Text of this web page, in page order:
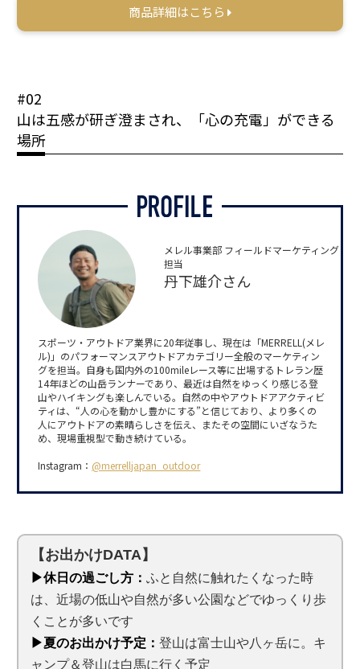
商品詳細はこちら
#02
山は五感が研ぎ澄まされ、「心の充電」ができる
場所
メレル事業部 フィールドマーケティング
担当
丹下雄介さん
スポーツ・アウトドア業界に20年従事し、現在は「MERRELL(メレ
ル)」のパフォーマンスアウトドアカテゴリー全般のマーケティン
グを担当。自身も国内外の100mileレース等に出場するトレラン歴
14年ほどの山岳ランナーであり、最近は自然をゆっくり感じる登
山やハイキングも楽しんでいる。自然の中やアウトドアアクティビ
ティは、“人の心を動かし豊かにする”と信じており、より多くの
人にアウトドアの素晴らしさを伝え、またその空間にいざなうた
め、現場重視型で動き続けている。
Instagram： @merrelljapan_outdoor
【お出かけDATA】
▶休日の過ごし方：ふと自然に触れたくなった時
は、近場の低山や自然が多い公園などでゆっくり歩
くことが多いです
▶夏のお出かけ予定：登山は富士山や八ヶ岳に。キ
ャンプ＆登山は白馬に行く予定